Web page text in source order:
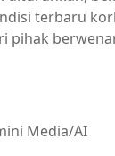
terbaru
pihak
Media/AI